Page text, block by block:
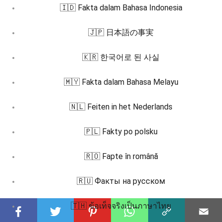
🇮🇩 Fakta dalam Bahasa Indonesia
🇯🇵 日本語の事実
🇰🇷 한국어로 된 사실
🇲🇾 Fakta dalam Bahasa Melayu
🇳🇱 Feiten in het Nederlands
🇵🇱 Fakty po polsku
🇷🇴 Fapte în română
🇷🇺 Факты на русском
🇹🇭 ข้อเท็จจริงเป็นภาษาไทย